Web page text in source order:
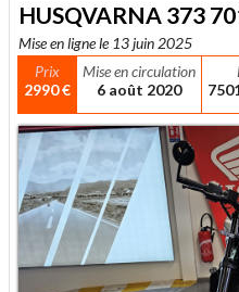
HUSQVARNA 373
Mise en ligne le 13 juin 2025
Prix
2990 €
Mise en circulation
6 août 2020